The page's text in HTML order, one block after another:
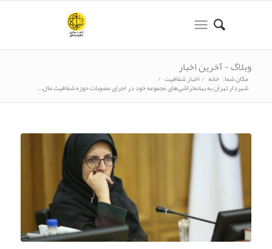
وبلاگ - آخرین اخبار
مکان شما: خانه / اخبار شفافیت /
شهردار تهران به بهانه‌تراشی‌های مجموعه خود در اجرای مصوبات حوزه شفافیت مال...